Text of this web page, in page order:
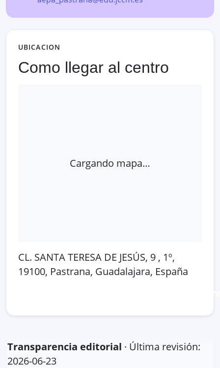
UBICACION
Como llegar al centro
Cargando mapa…
CL. SANTA TERESA DE JESÚS, 9 , 1º,
19100, Pastrana, Guadalajara, España
Transparencia editorial · Última revisión:
2026-06-23